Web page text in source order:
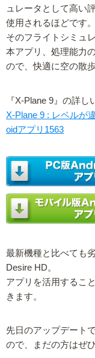
ュレータとして高い
使用されるほどです。
そのフライトシミュ
本アプリ、処理能力
ので、快適に空の散
『X-Plane 9』の詳し
X-Plane 9 : レベルが
oidアプリ1563
最新機種と比べても
Desire HD。
アプリを活用するこ
きます。
先日のアップデート
ので、まだの方はぜ